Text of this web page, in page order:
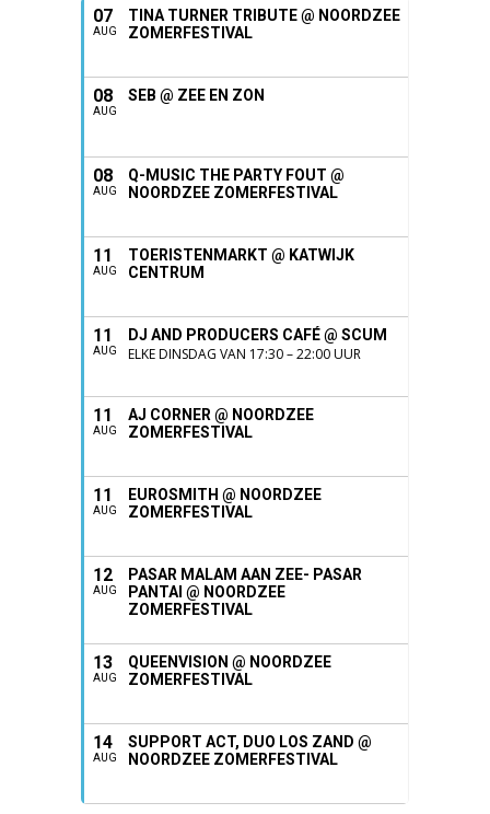
07
AUG
TINA TURNER TRIBUTE @ NOORDZEE
ZOMERFESTIVAL
08
AUG
SEB @ ZEE EN ZON
08
AUG
Q-MUSIC THE PARTY FOUT @
NOORDZEE ZOMERFESTIVAL
11
AUG
TOERISTENMARKT @ KATWIJK
CENTRUM
11
AUG
DJ AND PRODUCERS CAFÉ @ SCUM
ELKE DINSDAG VAN 17:30 – 22:00 UUR
11
AUG
AJ CORNER @ NOORDZEE
ZOMERFESTIVAL
11
AUG
EUROSMITH @ NOORDZEE
ZOMERFESTIVAL
12
AUG
PASAR MALAM AAN ZEE- PASAR
PANTAI @ NOORDZEE
ZOMERFESTIVAL
13
AUG
QUEENVISION @ NOORDZEE
ZOMERFESTIVAL
14
AUG
SUPPORT ACT, DUO LOS ZAND @
NOORDZEE ZOMERFESTIVAL